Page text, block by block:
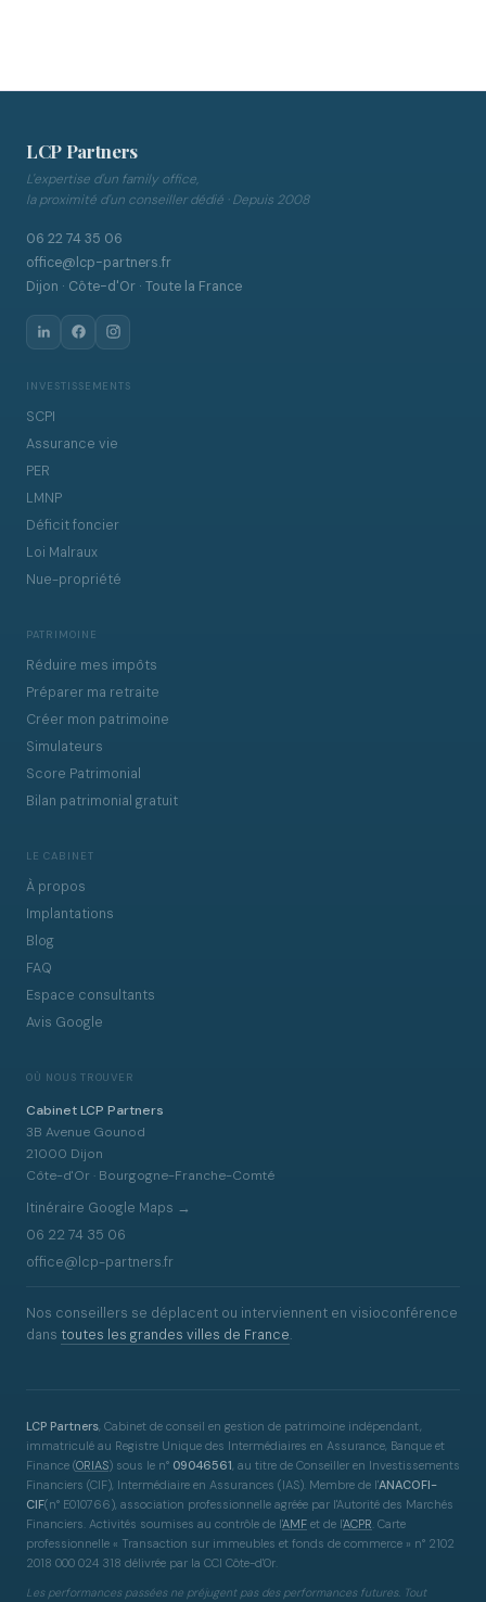
LCP Partners
L'expertise d'un family office,
la proximité d'un conseiller dédié · Depuis 2008
06 22 74 35 06
office@lcp-partners.fr
Dijon · Côte-d'Or · Toute la France
INVESTISSEMENTS
SCPI
Assurance vie
PER
LMNP
Déficit foncier
Loi Malraux
Nue-propriété
PATRIMOINE
Réduire mes impôts
Préparer ma retraite
Créer mon patrimoine
Simulateurs
Score Patrimonial
Bilan patrimonial gratuit
LE CABINET
À propos
Implantations
Blog
FAQ
Espace consultants
Avis Google
OÙ NOUS TROUVER
Cabinet LCP Partners
3B Avenue Gounod
21000 Dijon
Côte-d'Or · Bourgogne-Franche-Comté
Itinéraire Google Maps →
06 22 74 35 06
office@lcp-partners.fr
Nos conseillers se déplacent ou interviennent en visioconférence
dans toutes les grandes villes de France.
LCP Partners , Cabinet de conseil en gestion de patrimoine indépendant,
immatriculé au Registre Unique des Intermédiaires en Assurance, Banque et
Finance (ORIAS) sous le n° 09046561 , au titre de Conseiller en Investissements
Financiers (CIF), Intermédiaire en Assurances (IAS). Membre de l'ANACOFI-
CIF(n° E010766), association professionnelle agréée par l'Autorité des Marchés
Financiers. Activités soumises au contrôle de l'AMF et de l'ACPR . Carte
professionnelle « Transaction sur immeubles et fonds de commerce » n° 2102
2018 000 024 318 délivrée par la CCI Côte-d'Or.
Les performances passées ne préjugent pas des performances futures. Tout